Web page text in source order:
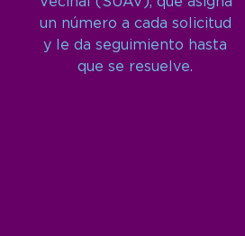
un número a cada solicitud
y le da seguimiento hasta
que se resuelve.